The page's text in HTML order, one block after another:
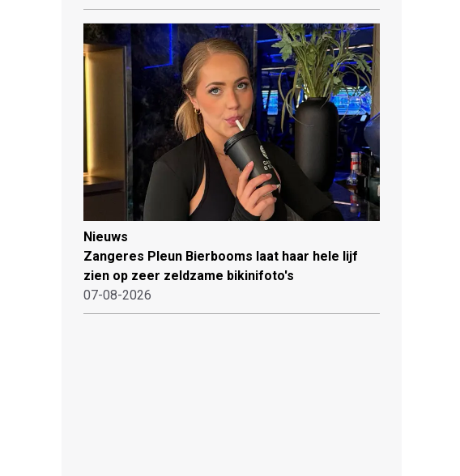
Nieuws
Zangeres Pleun Bierbooms laat haar hele lijf
zien op zeer zeldzame bikinifoto's
07-08-2026